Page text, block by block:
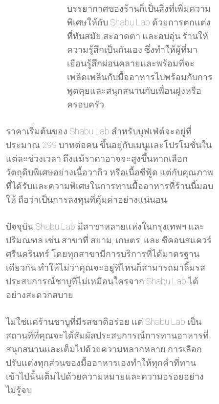
บรรยากาศของร้านก็เป็นสิ่งที่เพิ่มความ
พิเศษให้กับ Shabu Lab ด้วยการตกแต่ง
ที่ทันสมัย สะอาดตา และอบอุ่น ร้านให้
ความรู้สึกเป็นกันเอง ซึ่งทำให้ผู้ที่มา
เยือนรู้สึกผ่อนคลายและพร้อมที่จะ
เพลิดเพลินกับมื้ออาหารไปพร้อมกับการ
พูดคุยและสนุกสนานกับเพื่อนฝูงหรือ
ครอบครัว
ราคาเริ่มต้นของ Shabu Lab สำหรับบุฟเฟ่ต์จะอยู่ที่
ประมาณ 299 บาทต่อคน ขึ้นอยู่กับเมนูและโปรโมชั่นใน
แต่ละช่วงเวลา ถึงแม้ราคาอาจจะสูงขึ้นหากเลือก
วัตถุดิบพิเศษอย่างเนื้อวากิว หรือเนื้อซีฟู้ด แต่กับคุณภาพ
ที่ได้รับและความพิเศษในการทานมื้ออาหารที่ร้านนี้มอบ
ให้ ถือว่าเป็นการลงทุนที่คุ้มค่าอย่างแน่นอน
ปัจจุบัน Shabu Lab มีสาขาหลายแห่งในกรุงเทพฯ และ
ปริมณฑล เช่น สาขาที่ สยาม, เกษตร, และ ซีคอนสแควร์
ศรีนครินทร์ โดยทุกสาขามีการบริการที่ได้มาตรฐาน
เดียวกัน ทำให้ไม่ว่าคุณจะอยู่ที่ไหนก็สามารถมาลิ้มรส
ประสบการณ์ชาบูที่ไม่เหมือนใครจาก Shabu Lab ได้
อย่างสะดวกสบาย
ไม่ใช่แค่ร้านชาบูที่มีรสชาติอร่อย แต่ Shabu Lab เป็น
สถานที่ที่คุณจะได้สัมผัสประสบการณ์การทานอาหารที่
สนุกสนานและเต็มไปด้วยความหลากหลาย การเลือก
ปรับแต่งทุกส่วนของมื้ออาหารเองทำให้ทุกคำที่ทาน
เข้าไปนั้นเต็มไปด้วยความหมายและความอร่อยอย่าง
ไม่รู้จบ